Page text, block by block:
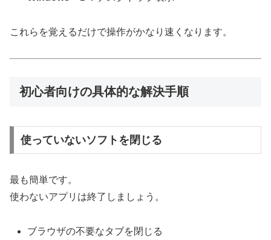
これらを覚えるだけで操作がかなり速くなります。
初心者向けの具体的な解決手順
使っていないソフトを閉じる
最も簡単です。
使わないアプリは終了しましょう。
ブラウザの不要なタブを閉じる